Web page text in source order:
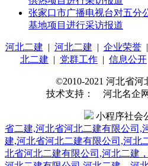
张家口市广播电视台对五分
基地项目进行采访报道
河北二建 | 河北二建 | 企业荣誉|
北二建 | 党群工作 | 信息公开
©2010-2021 河北省河
技术支持： 河北名企
小程序社会
省二建,河北省河北二建有限公司,
建,河北省河北二建有限公司,河北
北省河北二建有限公司,河北二建